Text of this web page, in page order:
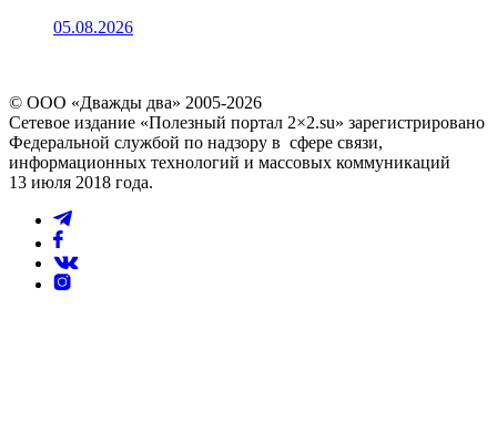
05.08.2026
© ООО «Дважды два» 2005-2026
Сетевое издание «Полезный портал 2×2.su» зарегистрировано
Федеральной службой по надзору в сфере связи,
информационных технологий и массовых коммуникаций
13 июля 2018 года.